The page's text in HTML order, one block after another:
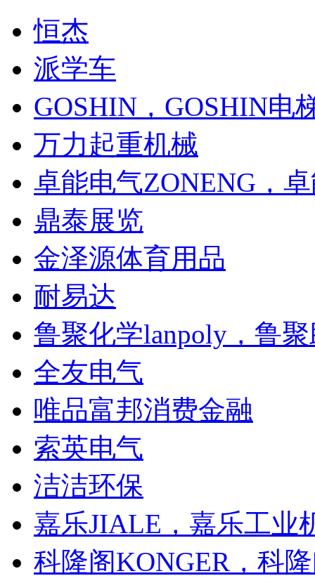
恒杰
派学车
GOSHIN，GOSHIN电
万力起重机械
卓能电气ZONENG，
鼎泰展览
金泽源体育用品
耐易达
鲁聚化学lanpoly，鲁
全友电气
唯品富邦消费金融
索英电气
洁洁环保
嘉乐JIALE，嘉乐工业
科隆阁KONGER，科